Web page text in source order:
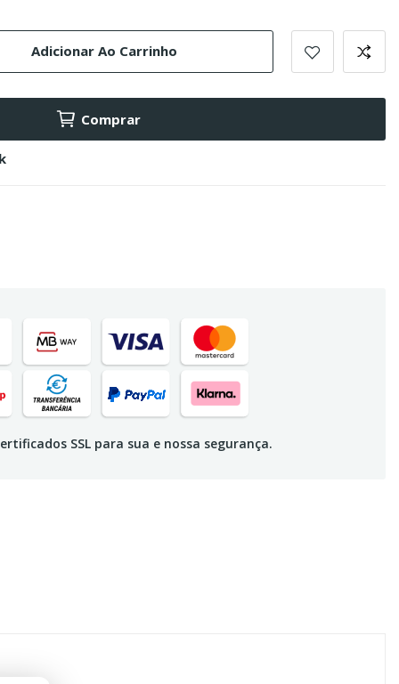
Adicionar Ao Carrinho
Comprar
SSL para sua e nossa segurança.